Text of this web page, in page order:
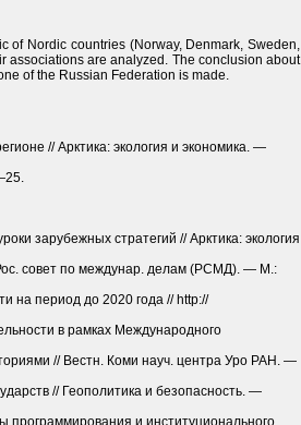
of Nordic countries (Norway, Denmark, Sweden,
associations are analyzed. The conclusion about
of the Russian Federation is made.
// Арктика: экология и экономика. —
зарубежных стратегий // Арктика: экология
совет по междунар. делам (РСМД). — М.:
на период до 2020 года // http://
в рамках Международного
// Вестн. Коми науч. центра Уро РАН. —
// Геополитика и безопасность. —
программирования и институционального